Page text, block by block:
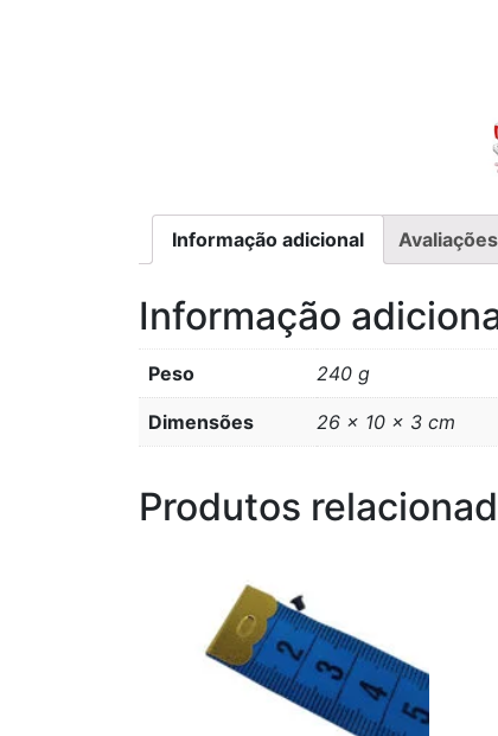
Informação adicional
Informação
Peso 240 g
Dimensões 26 × 10 × 3 cm
Produtos